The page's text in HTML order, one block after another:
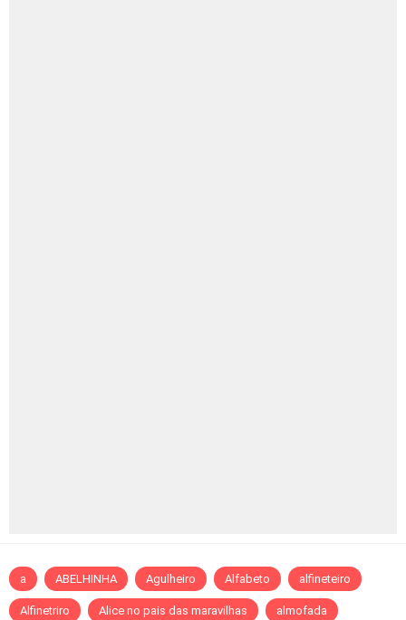
a ABELHINHA Agulheiro Alfabeto alfineteiro
Alfinetriro Alice no pais das maravilhas almofada